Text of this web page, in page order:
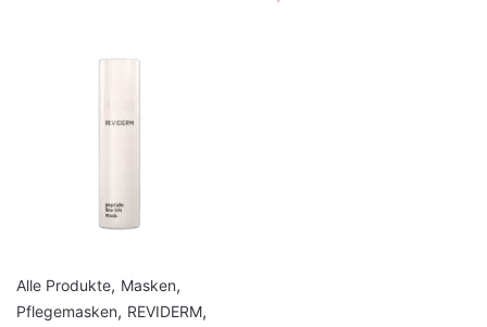
Alle Produkte, Masken,
Pflegemasken, REVIDERM,